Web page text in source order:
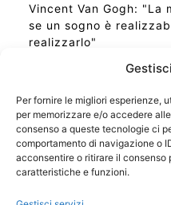
Per fornire le migliori esperienze,
per memorizzare e/o accedere
consenso a queste tecnologie ci
comportamento di navigazione o
acconsentire o ritirare il
caratteristiche e funzioni.
Vincent Van Gogh: "La
se un sogno è
realizzarlo"
Ora Esatta in Italia in
Ti Senti Strano
la Risonanza di
Come Sapere Se Stai